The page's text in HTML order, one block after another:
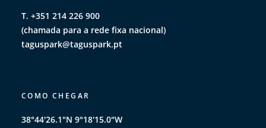
T. +351 214 226 900
(chamada para a rede fixa nacional)
taguspark@taguspark.pt
COMO CHEGAR
38°44'26.1"N 9°18'15.0"W